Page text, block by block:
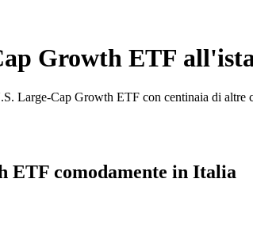
Growth ETF
Large-Cap Growth ETF con centinaia di
ETF comodamente in Italia